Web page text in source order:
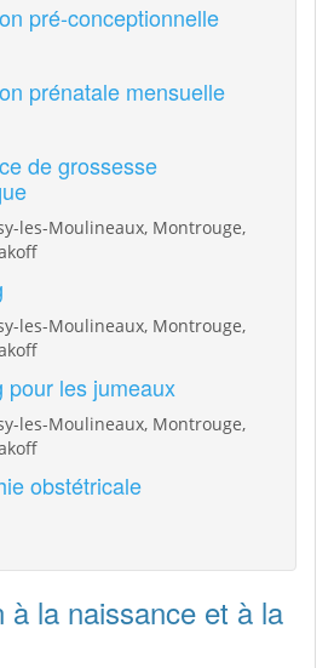
pré-conceptionnelle
prénatale mensuelle
de grossesse
les-Moulineaux, Montrouge,
les-Moulineaux, Montrouge,
pour les jumeaux
les-Moulineaux, Montrouge,
obstétricale
la naissance et à la